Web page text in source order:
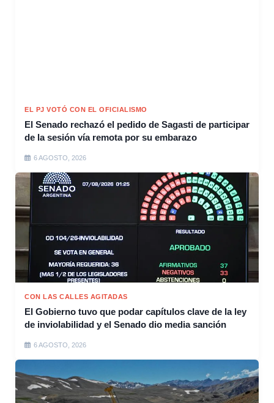
EL PJ VOTÓ CON EL OFICIALISMO
El Senado rechazó el pedido de Sagasti de participar
de la sesión vía remota por su embarazo
6 AGOSTO, 2026
CON LAS CALLES AGITADAS
El Gobierno tuvo que podar capítulos clave de la ley
de inviolabilidad y el Senado dio media sanción
6 AGOSTO, 2026